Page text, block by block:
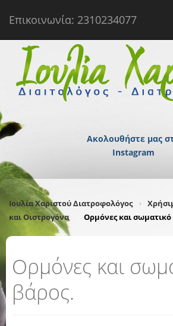
Επικοινωνία: 2310234077
Ακολουθήστε μας
Instagram
Ιουλία Χαριστού Διατροφολόγος
και Οιστρογόνα
Ορμόνες και σωματικό
Ορμόνες και
βάρος.